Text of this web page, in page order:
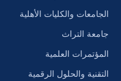
الجامعات والكليات الأهلية
جامعة التراث
المؤتمرات العلمية
التقنية والحلول الرقمية